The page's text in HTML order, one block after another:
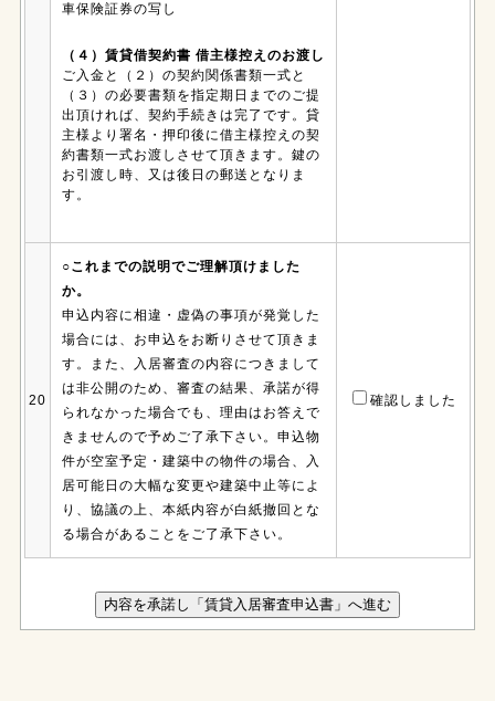
車保険証券の写し
（４）賃貸借契約書 借主様控えのお渡し
ご入金と（２）の契約関係書類一式と
（３）の必要書類を指定期日までのご提
出頂ければ、契約手続きは完了です。貸
主様より署名・押印後に借主様控えの契
約書類一式お渡しさせて頂きます。鍵の
お引渡し時、又は後日の郵送となりま
す。
20
○これまでの説明でご理解頂けました
か。
申込内容に相違・虚偽の事項が発覚した
場合には、お申込をお断りさせて頂きま
す。また、入居審査の内容につきまして
は非公開のため、審査の結果、承諾が得
られなかった場合でも、理由はお答えで
きませんので予めご了承下さい。申込物
件が空室予定・建築中の物件の場合、入
居可能日の大幅な変更や建築中止等によ
り、協議の上、本紙内容が白紙撤回とな
る場合があることをご了承下さい。
確認しました